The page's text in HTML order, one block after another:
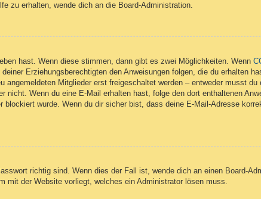
zu erhalten, wende dich an die Board-Administration.
hast. Wenn diese stimmen, dann gibt es zwei Möglichkeiten. Wenn
Erziehungsberechtigten den Anweisungen folgen, die du erhalten
Mitglieder erst freigeschaltet werden – entweder musst du
Wenn du eine E-Mail erhalten hast, folge den dort enthaltenen
wurde. Wenn du dir sicher bist, dass deine E-Mail-Adresse
richtig sind. Wenn dies der Fall ist, wende dich an einen Board-
der Website vorliegt, welches ein Administrator lösen muss.